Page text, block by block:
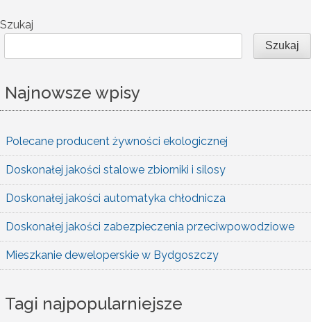
Szukaj
Szukaj
Najnowsze wpisy
Polecane producent żywności ekologicznej
Doskonałej jakości stalowe zbiorniki i silosy
Doskonałej jakości automatyka chłodnicza
Doskonałej jakości zabezpieczenia przeciwpowodziowe
Mieszkanie deweloperskie w Bydgoszczy
Tagi najpopularniejsze